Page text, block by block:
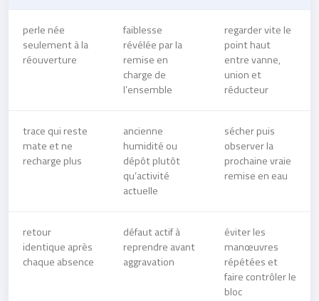
perle née
seulement à la
réouverture
faiblesse
révélée par la
remise en
charge de
l’ensemble
regarder vite le
point haut
entre vanne,
union et
réducteur
trace qui reste
mate et ne
recharge plus
ancienne
humidité ou
dépôt plutôt
qu’activité
actuelle
sécher puis
observer la
prochaine vraie
remise en eau
retour
identique après
chaque absence
défaut actif à
reprendre avant
aggravation
éviter les
manœuvres
répétées et
faire contrôler le
bloc